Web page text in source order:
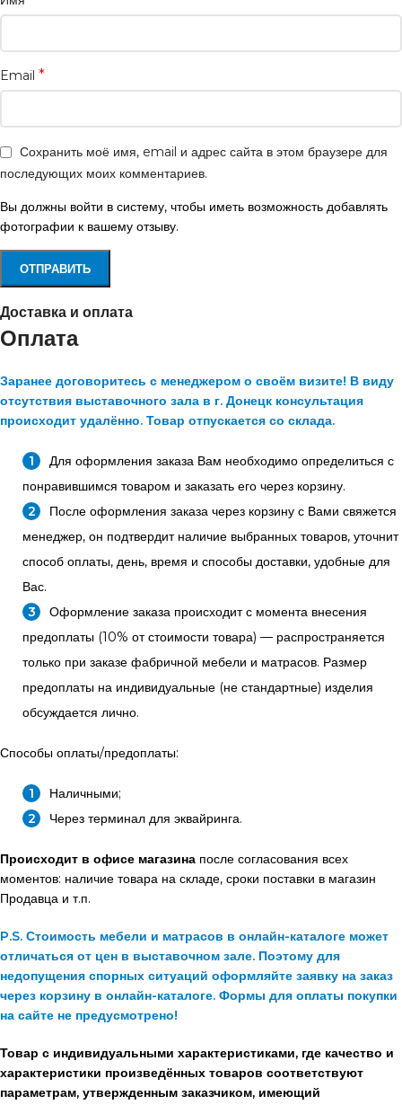
Email *
Сохранить моё имя, email и адрес сайта в этом браузере для
последующих моих комментариев.
Вы должны войти в систему, чтобы иметь возможность добавлять
фотографии к вашему отзыву.
Доставка и оплата
Оплата
Заранее договоритесь с менеджером о своём визите! В виду
отсутствия выставочного зала в г. Донецк консультация
происходит удалённо. Товар отпускается со склада.
Для оформления заказа Вам необходимо определиться с
понравившимся товаром и заказать его через корзину.
После оформления заказа через корзину с Вами свяжется
менеджер, он подтвердит наличие выбранных товаров, уточнит
способ оплаты, день, время и способы доставки, удобные для
Вас.
Оформление заказа происходит с момента внесения
предоплаты (10% от стоимости товара) — распространяется
только при заказе фабричной мебели и матрасов. Размер
предоплаты на индивидуальные (не стандартные) изделия
обсуждается лично.
Способы оплаты/предоплаты:
Наличными;
Через терминал для эквайринга.
Происходит в офисе магазина после согласования всех
моментов: наличие товара на складе, сроки поставки в магазин
Продавца и т.п.
P.S. Стоимость мебели и матрасов в онлайн-каталоге может
отличаться от цен в выставочном зале. Поэтому для
недопущения спорных ситуаций оформляйте заявку на заказ
через корзину в онлайн-каталоге. Формы для оплаты покупки
на сайте не предусмотрено!
Товар с индивидуальными характеристиками, где качество и
характеристики произведённых товаров соответствуют
параметрам, утвержденным заказчиком, имеющий